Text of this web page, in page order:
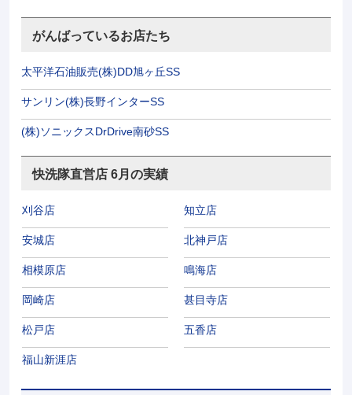
がんばっているお店たち
太平洋石油販売(株)DD旭ヶ丘SS
サンリン(株)長野インターSS
(株)ソニックスDrDrive南砂SS
快洗隊直営店 6月の実績
刈谷店 知立店
安城店 北神戸店
相模原店 鳴海店
岡崎店 甚目寺店
松戸店 五香店
福山新涯店